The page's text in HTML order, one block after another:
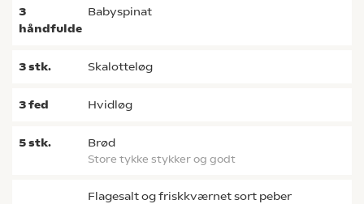
3
håndfulde
babyspinat
3stk. skalotteløg
3fed hvidløg
5stk. brød
store tykke stykker og godt
flagesalt og friskkværnet sort peber